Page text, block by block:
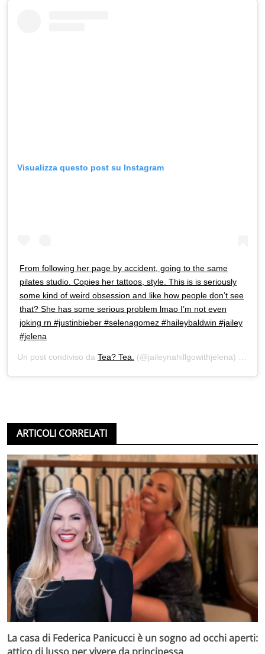
Visualizza questo post su Instagram
From following her page by accident, going to the same
pilates studio. Copies her tattoos, style. This is is seriously
some kind of weird obsession and like how people don’t see
that? She has some serious problem lmao I’m not even
joking rn #justinbieber #selenagomez #haileybaldwin #jailey
#jelena
Un post condiviso da Tea? Tea. (@jaileynahillgowithjelena) in data:
ARTICOLI CORRELATI
La casa di Federica Panicucci è un sogno ad occhi aperti: